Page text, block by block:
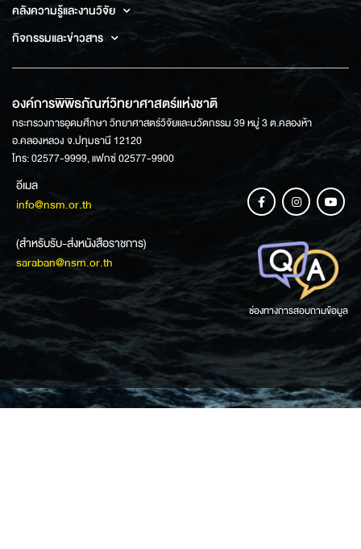
คลังความรู้และงานวิจัย
กิจกรรมและข่าวสาร
องค์การพิพิธภัณฑ์วิทยาศาสตร์แห่งชาติ
กระทรวงการอุดมศึกษา วิทยาศาสตร์วิจัยและนวัตกรรม 39 หมู่ 3 ต.คลองห้า
อ.คลองหลวง จ.ปทุมธานี 12120
โทร: 02577-9999, แฟกซ์ 02577-9900
อีเมล
info@nsm.or.th
(สำหรับรับ-ส่งหนังสือราชการ)
saraban@nsm.or.th
ช่องทางการสอบถามข้อมูล